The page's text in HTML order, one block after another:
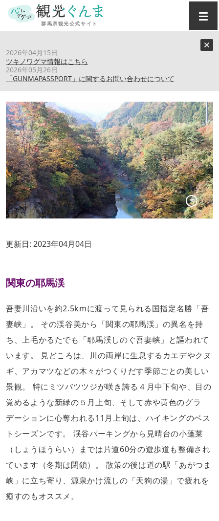
2026年04月15日
ツキノワグマ情報はこちら
2026年05月26日
「GUNMAPASSPORT」に関するお問い合わせについて
吾妻渓谷
更新日: 2023年04月04日
関東の耶馬渓
吾妻川沿いを約2.5kmに渡って見られる国指定名勝「吾
妻峡」。 その渓谷美から「関東の耶馬渓」の異名を持
ち、上毛かるたでも「耶馬渓しのぐ吾妻峡」と謳われて
います。 見どころは、川の両岸に生息するカエデやクヌ
ギ、アカマツなどの木々がつくりだす季節ごとの美しい
景観。 特にミツバツツジが咲き誇る４月中下旬や、目の
覚めるような新緑の５月上旬、そして赤や黄色のグラ
デーションに心奪われる11月上旬は、ハイキングのベス
トシーズンです。 渓谷パーキングから見晴台の小蓬莱
（しょうほうらい）までは片道60分の遊歩道も整備され
ています（冬期は閉鎖）。 散策の後は道の駅「あがつま
峡」に立ち寄り、源泉かけ流しの「天狗の湯」で疲れを
癒すのもオススメ。